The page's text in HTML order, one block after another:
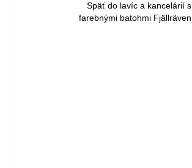
Späť do lavíc a kancelárií s
farebnými batohmi Fjällräven